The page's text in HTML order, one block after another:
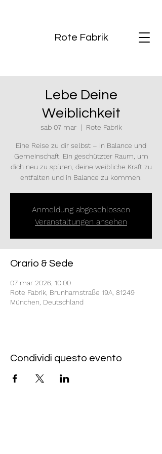
Rote Fabrik
Lebe Deine
Weiblichkeit
sab 07 mar
  |
Rote Fabrik
Eine Reise zu dir selbst – in Balance und
Gemeinschaft. Ein geschützter Raum, um
dich neu zu spüren, deine weibliche Kraft zu
entfalten und in Balance zu kommen.
Anmeldung abgeschlossen
Veranstaltungen ansehen
Orario & Sede
07 mar 2026, 10:00
Rote Fabrik, Brunhamstraße 19A, 81249
München, Deutschland
Condividi questo evento